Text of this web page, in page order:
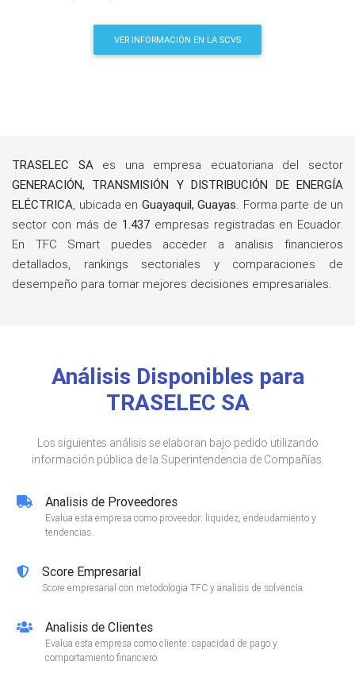
VER INFORMACIÓN EN LA SCVS
TRASELEC SAes una empresa ecuatoriana del sector
GENERACIÓN, TRANSMISIÓN Y DISTRIBUCIÓN DE ENERGÍA
ELÉCTRICA, ubicada en Guayaquil, Guayas. Forma parte de un
sector con más de 1.437 empresas registradas en Ecuador.
En TFC Smart puedes acceder a analisis financieros
detallados, rankings sectoriales y comparaciones de
desempeño para tomar mejores decisiones empresariales.
Análisis Disponibles para
TRASELEC SA
Los siguientes análisis se elaboran bajo pedido utilizando
información pública de la Superintendencia de Compañías.
Analisis de Proveedores
Evalua esta empresa como proveedor: liquidez, endeudamiento y
tendencias.
Score Empresarial
Score empresarial con metodologia TFC y analisis de solvencia.
Analisis de Clientes
Evalua esta empresa como cliente: capacidad de pago y
comportamiento financiero.